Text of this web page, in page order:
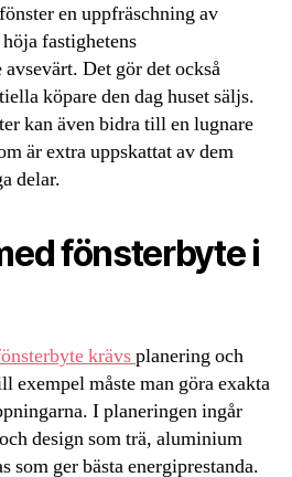
en uppfräschning av
fastighetens
avsevärt. Det gör det också
köpare den dag huset säljs.
kan även bidra till en lugnare
är extra uppskattat av dem
delar.
fönsterbyte i
krävsplanering och
exempel måste man göra exakta
I planeringen ingår
design som trä, aluminium
som ger bästa energiprestanda.